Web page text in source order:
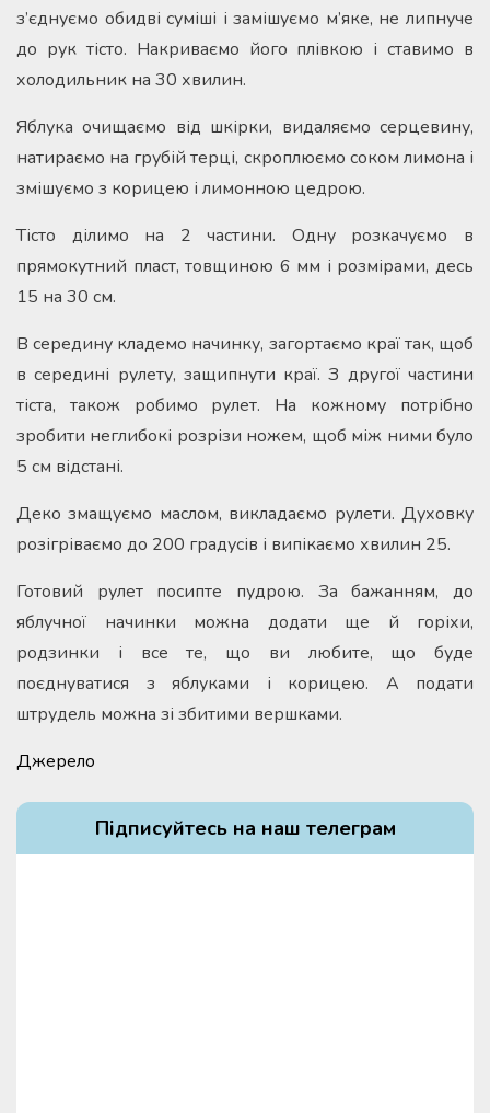
з’єднуємо обидві суміші і замішуємо м’яке, не липнуче
до рук тісто. Накриваємо його плівкою і ставимо в
холодильник на 30 хвилин.
Яблука очищаємо від шкірки, видаляємо серцевину,
натираємо на грубій терці, скроплюємо соком лимона і
змішуємо з корицею і лимонною цедрою.
Тісто ділимо на 2 частини. Одну розкачуємо в
прямокутний пласт, товщиною 6 мм і розмірами, десь
15 на 30 см.
В середину кладемо начинку, загортаємо краї так, щоб
в середині рулету, защипнути краї. З другої частини
тіста, також робимо рулет. На кожному потрібно
зробити неглибокі розрізи ножем, щоб між ними було
5 см відстані.
Деко змащуємо маслом, викладаємо рулети. Духовку
розігріваємо до 200 градусів і випікаємо хвилин 25.
Готовий рулет посипте пудрою. За бажанням, до
яблучної начинки можна додати ще й горіхи,
родзинки і все те, що ви любите, що буде
поєднуватися з яблуками і корицею. А подати
штрудель можна зі збитими вершками.
Джерело